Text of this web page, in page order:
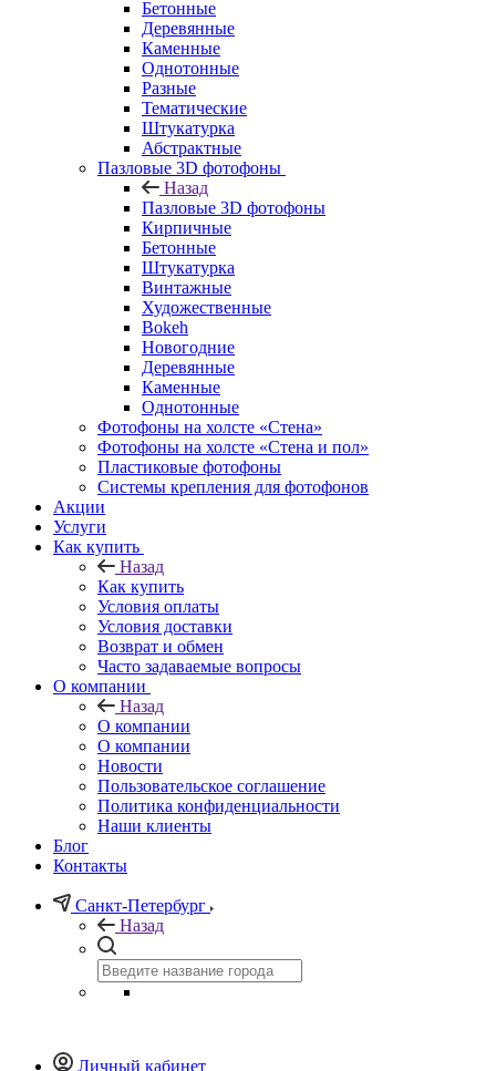
Бетонные
Деревянные
Каменные
Однотонные
Разные
Тематические
Штукатурка
Абстрактные
Пазловые 3D фотофоны
Назад
Пазловые 3D фотофоны
Кирпичные
Бетонные
Штукатурка
Винтажные
Художественные
Bokeh
Новогодние
Деревянные
Каменные
Однотонные
Фотофоны на холсте «Стена»
Фотофоны на холсте «Стена и пол»
Пластиковые фотофоны
Системы крепления для фотофонов
Акции
Услуги
Как купить
Назад
Как купить
Условия оплаты
Условия доставки
Возврат и обмен
Часто задаваемые вопросы
О компании
Назад
О компании
О компании
Новости
Пользовательское соглашение
Политика конфиденциальности
Наши клиенты
Блог
Контакты
Санкт-Петербург
Назад
Личный кабинет